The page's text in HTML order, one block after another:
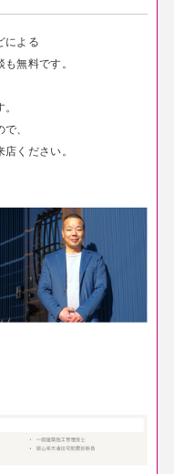
による
無料です。
で
ください。